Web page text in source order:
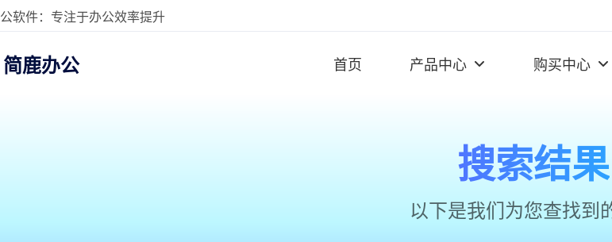
软件：专注于办公效率提升
简鹿办公 首页 产品中心 购买中心
搜索结果
以下是我们为您查找到